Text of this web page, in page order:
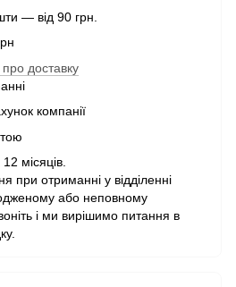
— від 90 грн.
доставку
компанії
місяців.
при отриманні у відділенні
або неповному
і ми вирішимо питання в